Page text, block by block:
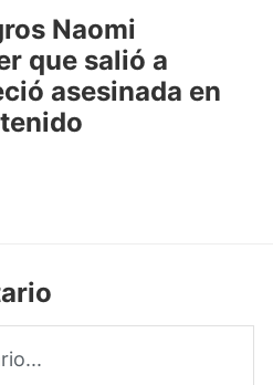
Naomi
que salió a
asesinada en